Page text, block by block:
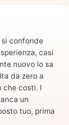
confonde
casi
nuovo lo sa
da zero a
che costi. I
un
tuo, prima